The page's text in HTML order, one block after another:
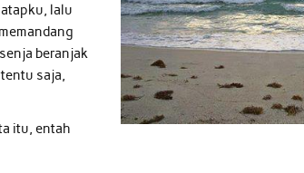
lalu
beranjak
saja,
itu, entah